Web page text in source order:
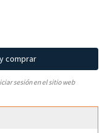
comprar
sesión en el sitio web